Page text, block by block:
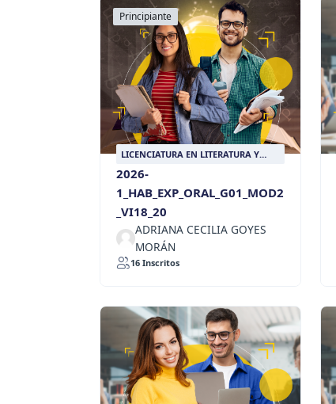
Principiante
LICENCIATURA EN LITERATURA Y
2026-
1_HAB_EXP_ORAL_G01_MOD2
_VI18_20
ADRIANA CECILIA GOYES
MORÁN
16 Inscritos